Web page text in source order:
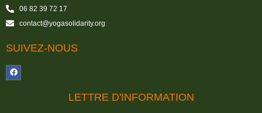
06 82 39 72 17
contact@yogasolidarity.org
SUIVEZ-NOUS
LETTRE D'INFORMATION